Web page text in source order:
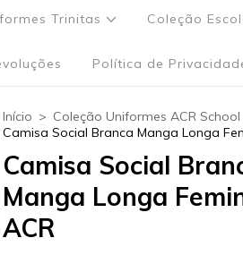
Trinitas Coleção
Política de
Início > Coleção Uniformes ACR School
Camisa Social Branca Manga Longa
Camisa Social
Manga Longa
ACR